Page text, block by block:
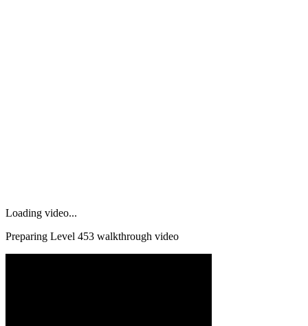
Loading video...
Preparing Level 453 walkthrough video